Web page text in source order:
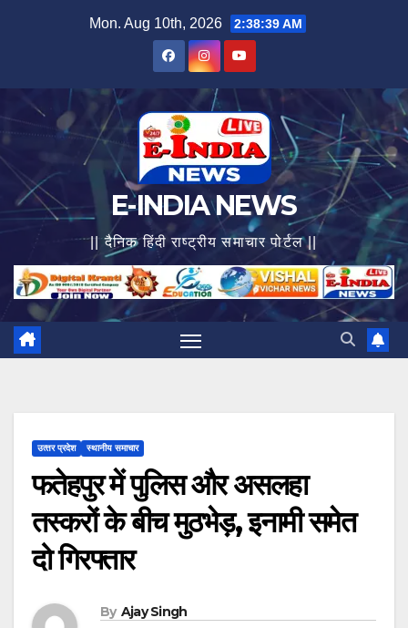
Mon. Aug 10th, 2026 2:38:40 AM
E-INDIA NEWS
|| दैनिक हिंदी राष्ट्रीय समाचार पोर्टल ||
उत्‍तर प्रदेश स्थानीय समाचार
फतेहपुर में पुलिस और असलहा
तस्करों के बीच मुठभेड़, इनामी समेत
दो गिरफ्तार
By Ajay Singh